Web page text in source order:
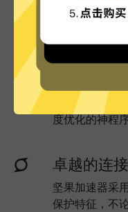
坚果加速器
坚果加速器已
度优化的神程
卓越的连
坚果加速器采
保护特征，不